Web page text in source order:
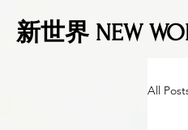
新世界 NEW
All